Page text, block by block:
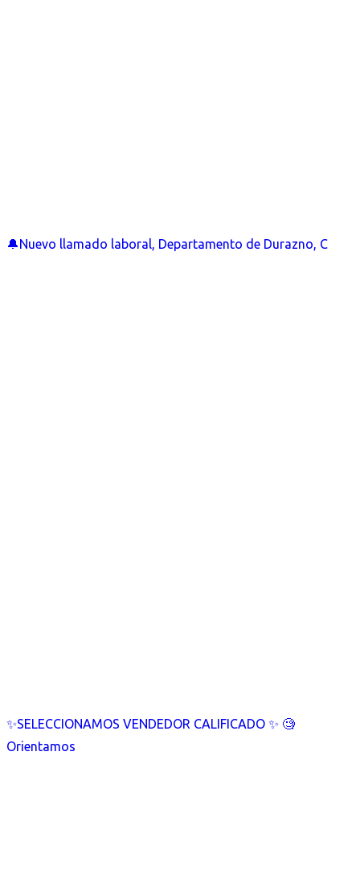
🔔Nuevo llamado laboral, Departamento de Durazno, C
✨SELECCIONAMOS VENDEDOR CALIFICADO ✨ 🧐
Orientamos